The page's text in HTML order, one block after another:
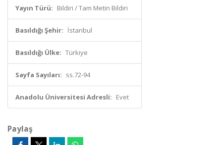
Yayın Türü: Bildiri / Tam Metin Bildiri
Basıldığı Şehir: İstanbul
Basıldığı Ülke: Türkiye
Sayfa Sayıları: ss.72-94
Anadolu Üniversitesi Adresli: Evet
Paylaş